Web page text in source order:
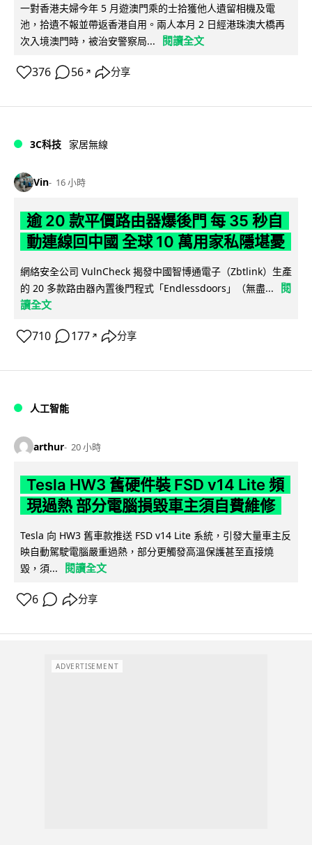
一對香港夫婦今年 5 月遊澳門乘的士拾獲他人遺留相機及電
池，拾遺不報並帶返香港自用。兩人本月 2 日經港珠澳大橋再
次入境澳門時，被治安警察局...
閱讀全文
376 56 ↗ 分享
3C科技 家居無線
Vin 16 小時
逾 20 款平價路由器爆後門 每 35 秒自
動連線回中國 全球 10 萬用家私隱堪憂
網絡安全公司 VulnCheck 揭發中國智博通電子（Zbtlink）生產
的 20 多款路由器內置後門程式「Endlessdoors」（無盡...
閱
讀全文
710 177 ↗ 分享
人工智能
arthur 20 小時
Tesla HW3 舊硬件裝 FSD v14 Lite 頻
現過熱 部分電腦損毀車主須自費維修
Tesla 向 HW3 舊車款推送 FSD v14 Lite 系統，引發大量車主反
映自動駕駛電腦嚴重過熱，部分更觸發高溫保護甚至直接燒
毀，須...
閱讀全文
6 分享
ADVERTISEMENT